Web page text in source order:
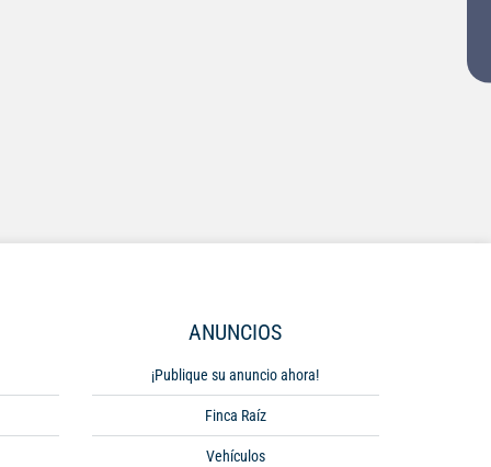
ANUNCIOS
¡Publique su anuncio ahora!
Finca Raíz
Vehículos